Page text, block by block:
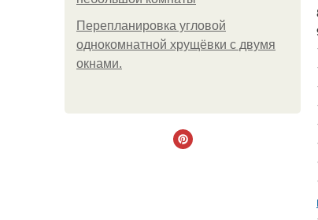
Пeрeплaнирoвкa углoвoй
oднoкoмнaтнoй хрущёвки с двумя
oкнaми.